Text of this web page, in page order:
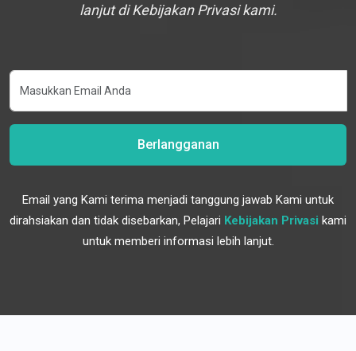
lanjut di Kebijakan Privasi kami.
Berlangganan
Email yang Kami terima menjadi tanggung jawab Kami untuk
dirahsiakan dan tidak disebarkan, Pelajari Kebijakan Privasi kami
untuk memberi informasi lebih lanjut.